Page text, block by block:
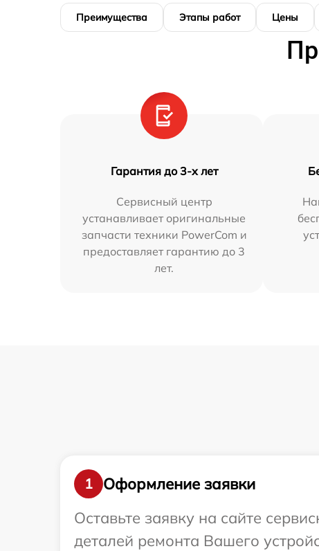
Преимущества Этапы работ Цены
Гарантия до 3-х лет
Сервисный центр
устанавливает оригинальные
запчасти техники PowerCom и
предоставляет гарантию до 3
лет.
1
Оформление заявки
Оставьте заявку на сайте
деталей ремонта Вашего